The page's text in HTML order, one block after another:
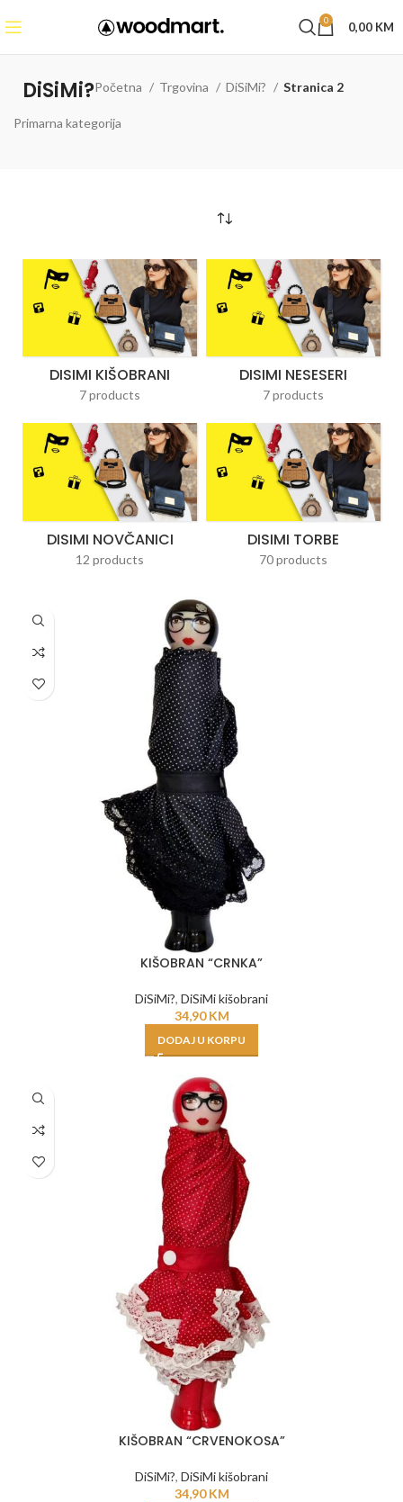
0 0,00 KM
DiSiMi?Početna Trgovina DiSiMi? Stranica 2
Primarna kategorija
DISIMI KIŠOBRANI
7 products
DISIMI NESESERI
7 products
DISIMI NOVČANICI
12 products
DISIMI TORBE
70 products
KIŠOBRAN “CRNKA”
DiSiMi?, DiSiMi kišobrani
34,90KM
DODAJ U KORPU
KIŠOBRAN “CRVENOKOSA”
DiSiMi?, DiSiMi kišobrani
34,90KM